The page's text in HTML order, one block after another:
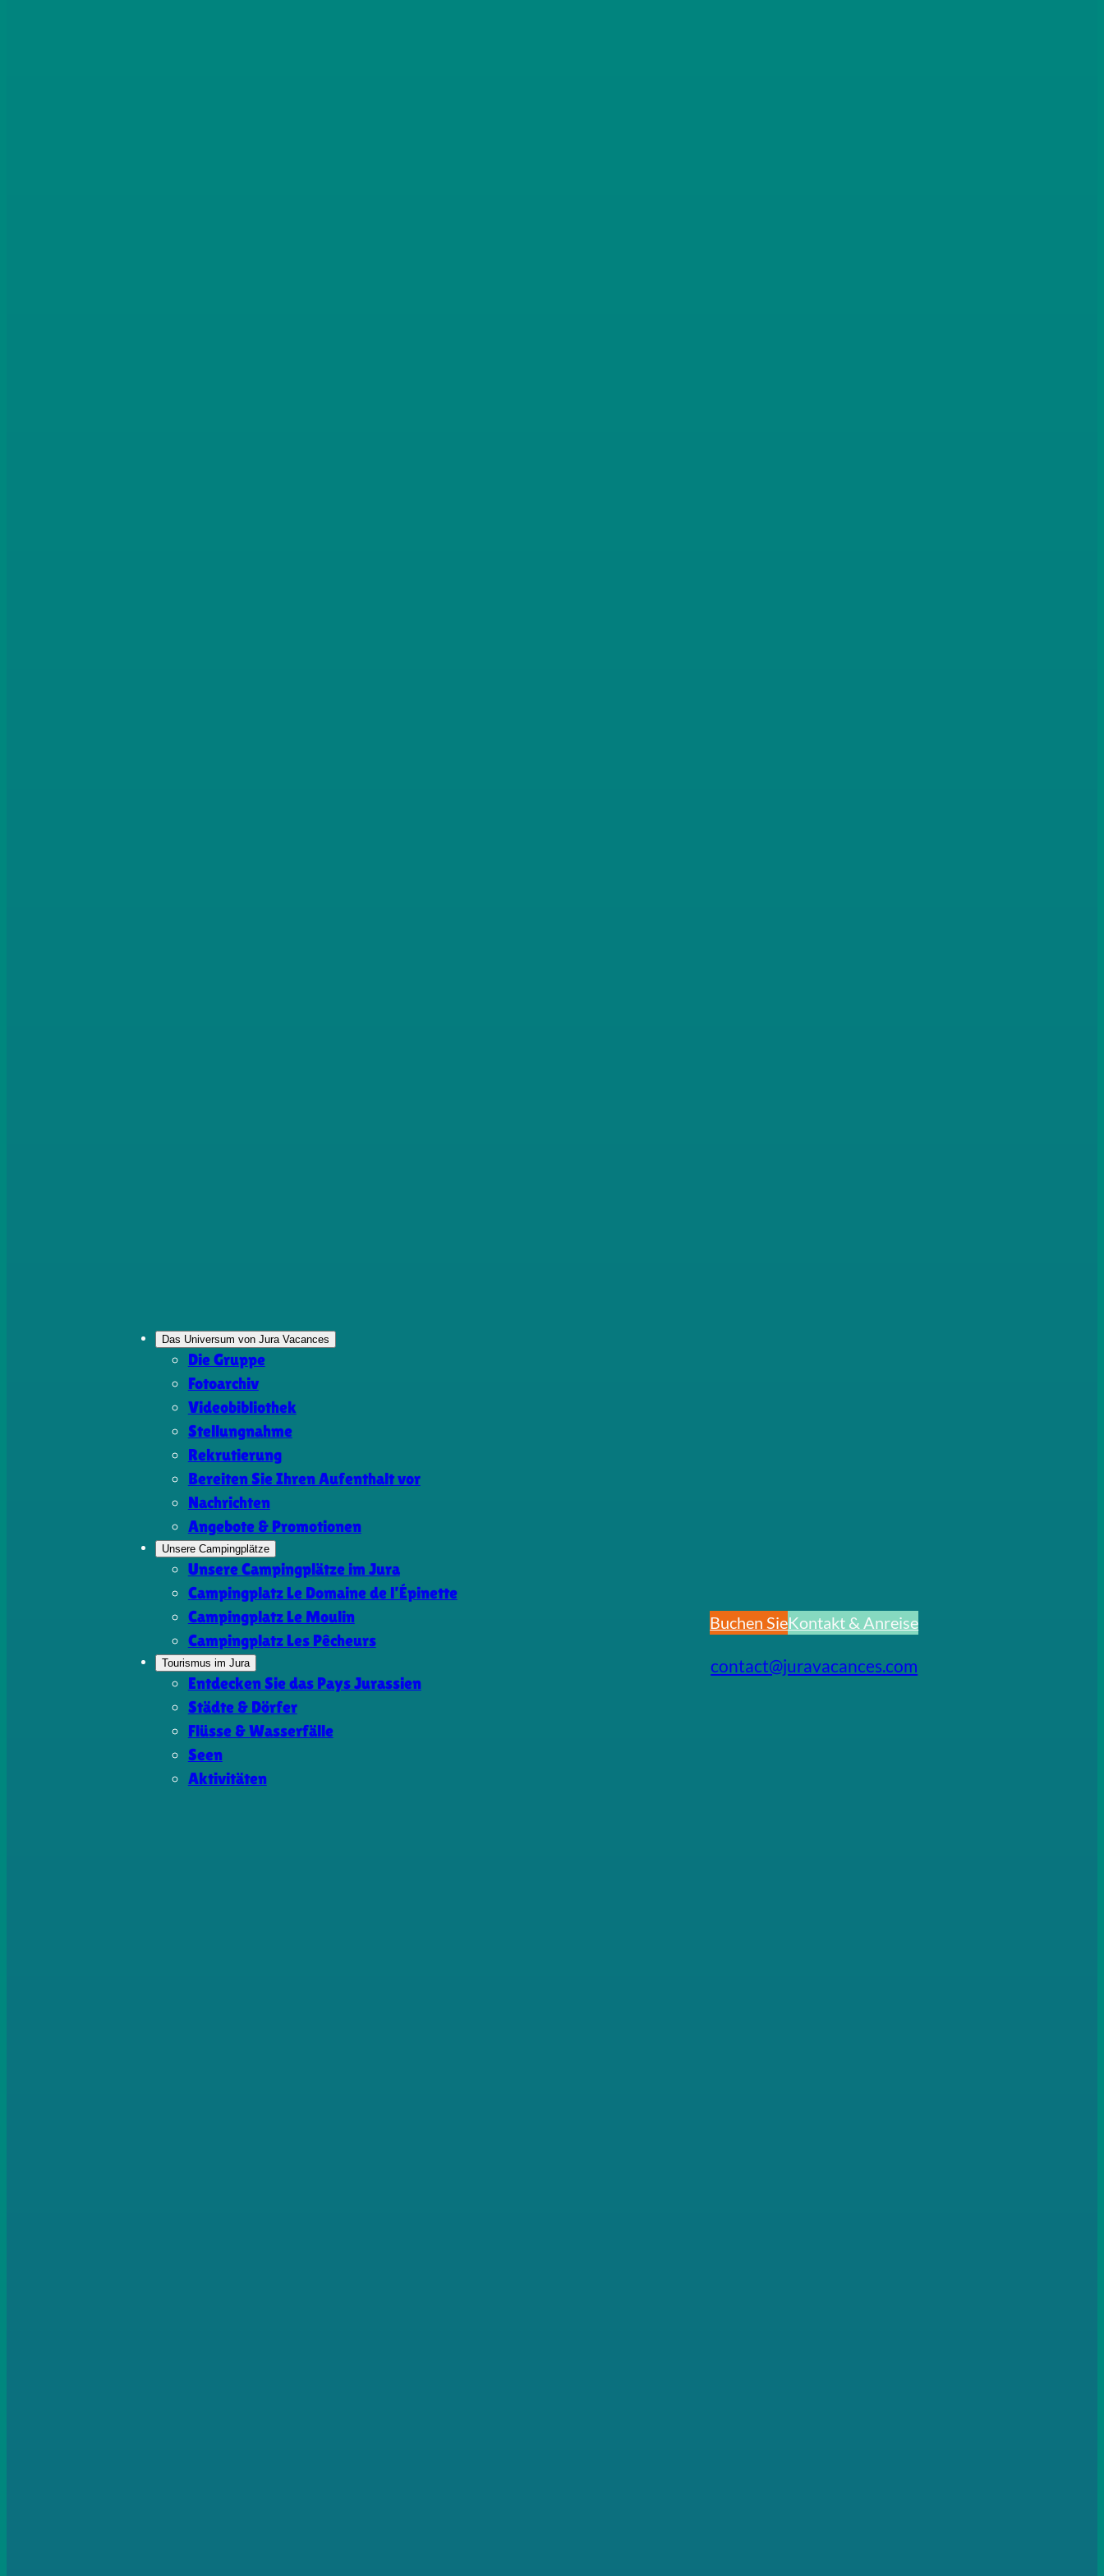
Das Universum von Jura Vacances
Die Gruppe
Fotoarchiv
Videobibliothek
Stellungnahme
Rekrutierung
Bereiten Sie Ihren Aufenthalt vor
Nachrichten
Angebote & Promotionen
Unsere Campingplätze
Unsere Campingplätze im Jura
Campingplatz Le Domaine de l’Épinette
Campingplatz Le Moulin
Campingplatz Les Pêcheurs
Tourismus im Jura
Entdecken Sie das Pays Jurassien
Städte & Dörfer
Flüsse & Wasserfälle
Seen
Aktivitäten
Buchen SieKontakt & Anreise
contact@juravacances.com